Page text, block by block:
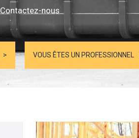
Contactez-nous
VOUS ÊTES UN PROFESSIONNEL